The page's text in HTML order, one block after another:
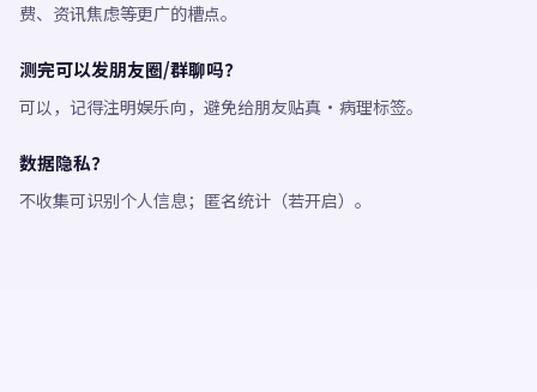
费、资讯焦虑等更广的槽点。
测完可以发朋友圈/群聊吗？
可以，记得注明娱乐向，避免给朋友贴真·病理标签。
数据隐私？
不收集可识别个人信息；匿名统计（若开启）。